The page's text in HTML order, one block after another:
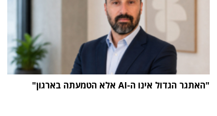
"האתגר הגדול אינו ה-AI אלא הטמעתה בארגון"